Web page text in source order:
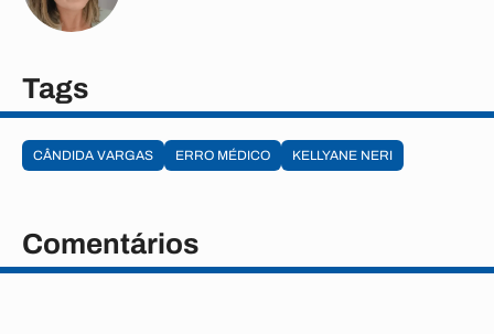
Tags
CÂNDIDA VARGAS ERRO MÉDICO KELLYANE NERI
Comentários